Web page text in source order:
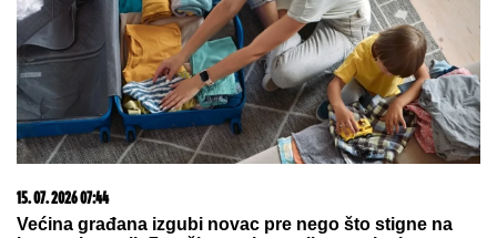
15. 07. 2026 07:44
Većina građana izgubi novac pre nego što stigne na